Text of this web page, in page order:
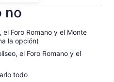
en
pestaña
no
Foro Romano y el Monte
la opción)
el Foro Romano y el
todo